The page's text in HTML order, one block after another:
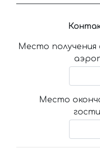
Место получения
Место